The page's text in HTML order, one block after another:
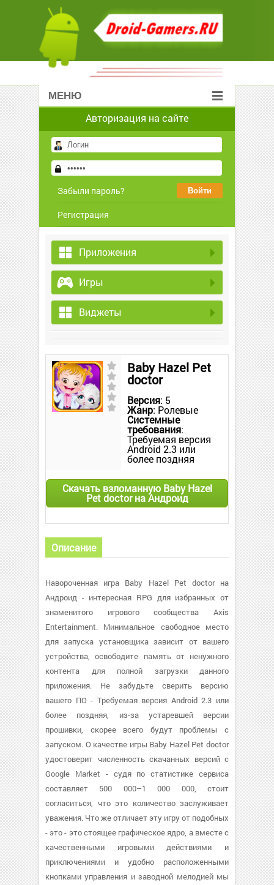
МЕНЮ
Авторизация на сайте
Забыли пароль?
Регистрация
Приложения
Игры
Виджеты
Baby Hazel Pet
doctor
Версия: 5
Жанр: Ролевые
Системные
требования:
Требуемая версия
Android 2.3 или
более поздняя
Скачать взломанную Baby Hazel
Pet doctor на Андроид
Описание
Навороченная игра Baby Hazel Pet doctor на
Андроид - интересная RPG для избранных от
знаменитого игрового сообщества Axis
Entertainment. Минимальное свободное место
для запуска установщика зависит от вашего
устройства, освободите память от ненужного
контента для полной загрузки данного
приложения. Не забудьте сверить версию
вашего ПО - Требуемая версия Android 2.3 или
более поздняя, из-за устаревшей версии
прошивки, скорее всего будут проблемы с
запуском. О качестве игры Baby Hazel Pet doctor
удостоверит численность скачанных версий с
Google Market - судя по статистике сервиса
составляет 500 000–1 000 000, стоит
согласиться, что это количество заслуживает
уважения. Что же отличает эту игру от подобных
- это - это стоящее графическое ядро, а вместе с
качественными игровыми действиями и
приключениями и удобно расположенными
кнопками управления и заводной мелодией мы